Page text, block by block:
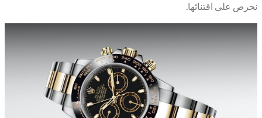
نحرص على اقتنائها.